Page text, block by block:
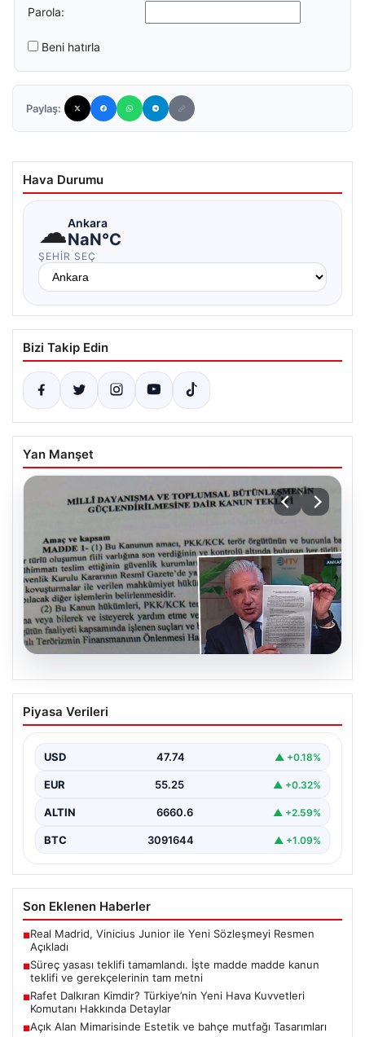
Parola:
Beni hatırla
Paylaş:
Hava Durumu
☁Ankara
NaN°C
ŞEHIR SEÇ
Bizi Takip Edin
Yan Manşet
05.08.2026
Süreç yasası teklifi tamamlandı. İşte
madde madde kanun teklifi ve
Piyasa Verileri
USD 47.74 ▲ +0.18%
EUR 55.25 ▲ +0.32%
ALTIN 6660.6 ▲ +2.59%
BTC 3091644 ▲ +1.09%
Son Eklenen Haberler
■Real Madrid, Vinicius Junior ile Yeni Sözleşmeyi Resmen
Açıkladı
■Süreç yasası teklifi tamamlandı. İşte madde madde kanun
teklifi ve gerekçelerinin tam metni
■Rafet Dalkıran Kimdir? Türkiye’nin Yeni Hava Kuvvetleri
Komutanı Hakkında Detaylar
■Açık Alan Mimarisinde Estetik ve bahçe mutfağı Tasarımları